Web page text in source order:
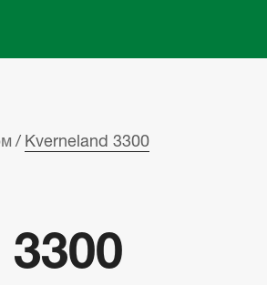
Kverneland 3300